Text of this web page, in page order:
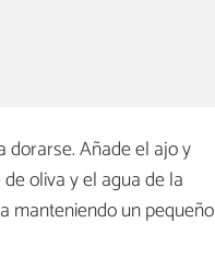
dorarse. Añade el ajo y
oliva y el agua de la
manteniendo un pequeño